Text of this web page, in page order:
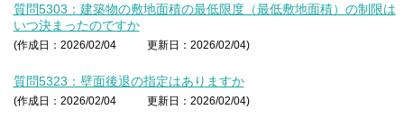
質問5303：建築物の敷地面積の最低限度（最低敷地面積）の制限は
いつ決まったのですか
(作成日：2026/02/04 更新日：2026/02/04)
質問5323：壁面後退の指定はありますか
(作成日：2026/02/04 更新日：2026/02/04)